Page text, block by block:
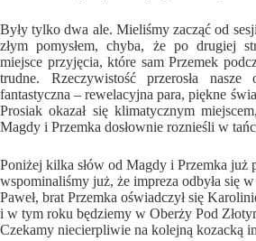
Były tylko dwa ale. Mieliśmy zacząć od
złym pomysłem, chyba, że po drugiej
miejsce przyjęcia, które sam Przemek
trudne. Rzeczywistość przerosła nasze
fantastyczna – rewelacyjna para, piękne
Prosiak okazał się klimatycznym
Magdy i Przemka dosłownie roznieśli w
Poniżej kilka słów od Magdy i Przemka już
wspominaliśmy już, że impreza odbyła się
Paweł, brat Przemka oświadczył się
i w tym roku będziemy w Oberży Pod
Czekamy niecierpliwie na kolejną kozacką